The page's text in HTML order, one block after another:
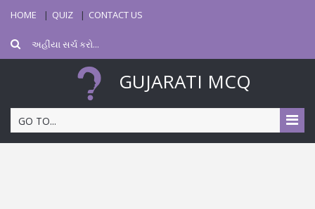
HOME QUIZ CONTACT US
GUJARATI MCQ
GO TO...